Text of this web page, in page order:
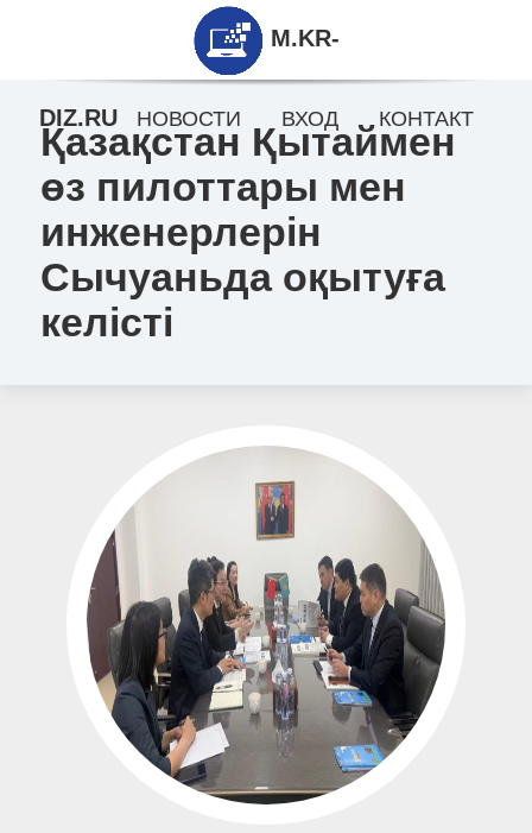
Қазақстан Қытаймен
өз пилоттары мен
инженерлерін
Сычуаньда оқытуға
келісті
M.KR-
DIZ.RU НОВОСТИ ВХОД КОНТАКТ